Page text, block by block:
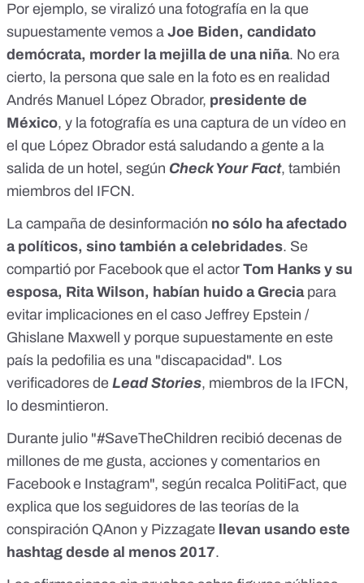
Por ejemplo, se viralizó una fotografía en la que
supuestamente vemos a Joe Biden, candidato
demócrata, morder la mejilla de una niña. No era
cierto, la persona que sale en la foto es en realidad
Andrés Manuel López Obrador, presidente de
México, y la fotografía es una captura de un vídeo en
el que López Obrador está saludando a gente a la
salida de un hotel, según Check Your Fact, también
miembros del IFCN.
La campaña de desinformación no sólo ha afectado
a políticos, sino también a celebridades. Se
compartió por Facebookque el actor Tom Hanks y su
esposa, Rita Wilson, habían huido a Greciapara
evitar implicaciones en el caso Jeffrey Epstein /
Ghislane Maxwell y porque supuestamente en este
país la pedofilia es una "discapacidad". Los
verificadores de Lead Stories, miembros de la IFCN,
lo desmintieron.
Durante julio "#SaveTheChildren recibió decenas de
millones de me gusta, acciones y comentarios en
Facebook e Instagram", según recalca PolitiFact, que
explica que los seguidores de las teorías de la
conspiración QAnon y Pizzagate
llevan usando este
hashtag desde al menos 2017.